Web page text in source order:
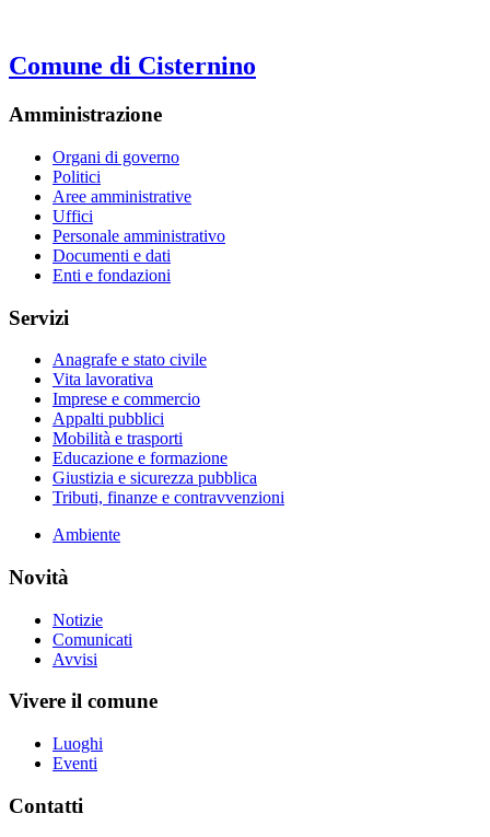
Comune di Cisternino
Amministrazione
Organi di governo
Politici
Aree amministrative
Uffici
Personale amministrativo
Documenti e dati
Enti e fondazioni
Servizi
Anagrafe e stato civile
Vita lavorativa
Imprese e commercio
Appalti pubblici
Mobilità e trasporti
Educazione e formazione
Giustizia e sicurezza pubblica
Tributi, finanze e contravvenzioni
Ambiente
Novità
Notizie
Comunicati
Avvisi
Vivere il comune
Luoghi
Eventi
Contatti